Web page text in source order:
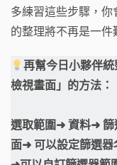
多練習這些步驟，
的整理將不再是一件
再幫今日小夥伴
檢視畫面」的方法：
選取範圍➜ 資料➜ 篩
面➜ 可以設定篩選器